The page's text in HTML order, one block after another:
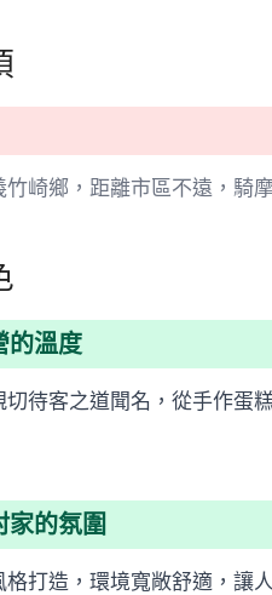
竹崎鄉，距離市區不遠，騎
的溫度
切待客之道聞名，從手作蛋
家的氛圍
格打造，環境寬敞舒適，讓